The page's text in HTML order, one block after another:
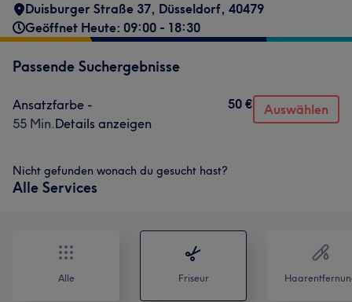
Duisburger Straße 37, Düsseldorf, 40479
Geöffnet Heute: 09:00 - 18:30
Passende Suchergebnisse
Ansatzfarbe -
55 Min.Details anzeigen
50 € Auswählen
Nicht gefunden wonach du gesucht hast?
Alle Services
Alle Friseur